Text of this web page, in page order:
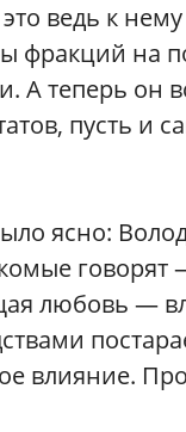
ведь к
фракций на
А теперь он
пусть и
ясно:
говорят
любовь —
влияние.